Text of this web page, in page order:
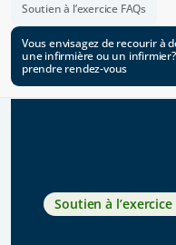
Soutien à l’exercice FAQs
Vous envisagez de recourir à
une infirmière ou un
prendre rendez-vous
Soutien à l’exercice